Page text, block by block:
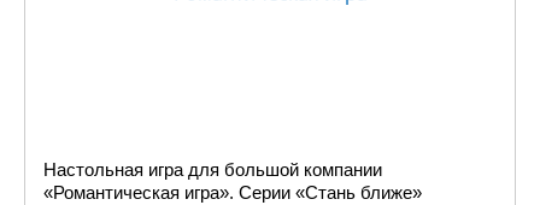
Настольная игра для большой компании
«Романтическая игра». Серии «Стань ближе»